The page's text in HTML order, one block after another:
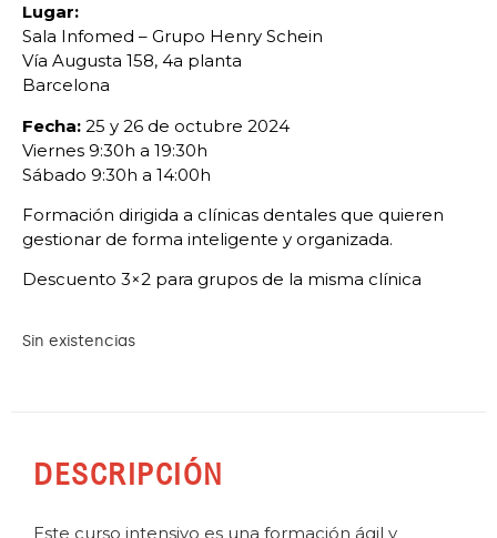
Lugar:
Sala Infomed – Grupo Henry Schein
Vía Augusta 158, 4a planta
Barcelona
Fecha: 25 y 26 de octubre 2024
Viernes 9:30h a 19:30h
Sábado 9:30h a 14:00h
Formación dirigida a clínicas dentales que quieren
gestionar de forma inteligente y organizada.
Descuento 3×2 para grupos de la misma clínica
Sin existencias
DESCRIPCIÓN
Este curso intensivo es una formación ágil y